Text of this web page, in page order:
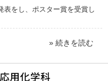
表をし、ポスター賞を受賞し
» 続きを読む